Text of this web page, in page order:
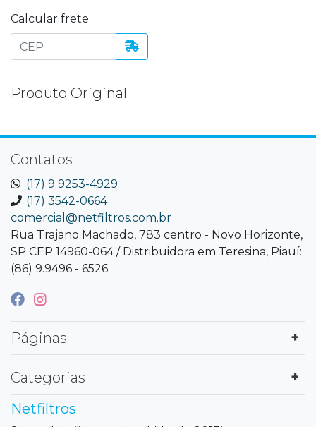
Calcular frete
Produto Original
Contatos
(17) 9 9253-4929
(17) 3542-0664
comercial@netfiltros.com.br
Rua Trajano Machado, 783 centro - Novo Horizonte,
SP CEP 14960-064 / Distribuidora em Teresina, Piauí:
(86) 9.9496 - 6526
Páginas
Categorias
Netfiltros